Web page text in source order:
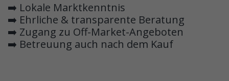
➡️ Lokale Marktkenntnis
➡️ Ehrliche & transparente Beratung
➡️ Zugang zu Off-Market-Angeboten
➡️ Betreuung auch nach dem Kauf